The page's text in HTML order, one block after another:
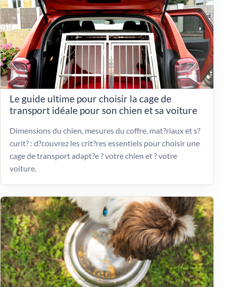
Le guide ultime pour choisir la cage de
transport idéale pour son chien et sa voiture
Dimensions du chien, mesures du coffre, mat?riaux et s?
curit? : d?couvrez les crit?res essentiels pour choisir une
cage de transport adapt?e ? votre chien et ? votre
voiture.